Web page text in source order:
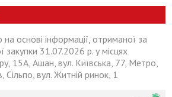
основі інформації, отриманої за
31.07.2026 р. у місцях
15А, Ашан, вул. Київська, 77, Метро,
Сільпо, вул. Житній ринок, 1